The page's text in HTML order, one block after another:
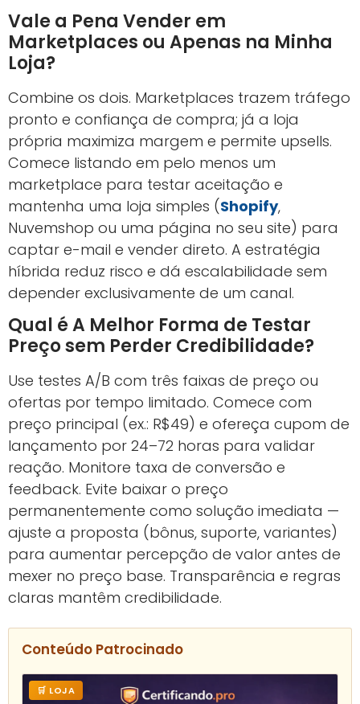
Vale a Pena Vender em
Marketplaces ou Apenas na Minha
Loja?
Combine os dois. Marketplaces trazem tráfego
pronto e confiança de compra; já a loja
própria maximiza margem e permite upsells.
Comece listando em pelo menos um
marketplace para testar aceitação e
mantenha uma loja simples (Shopify,
Nuvemshop ou uma página no seu site) para
captar e-mail e vender direto. A estratégia
híbrida reduz risco e dá escalabilidade sem
depender exclusivamente de um canal.
Qual é A Melhor Forma de Testar
Preço sem Perder Credibilidade?
Use testes A/B com três faixas de preço ou
ofertas por tempo limitado. Comece com
preço principal (ex.: R$49) e ofereça cupom de
lançamento por 24–72 horas para validar
reação. Monitore taxa de conversão e
feedback. Evite baixar o preço
permanentemente como solução imediata —
ajuste a proposta (bônus, suporte, variantes)
para aumentar percepção de valor antes de
mexer no preço base. Transparência e regras
claras mantêm credibilidade.
Conteúdo Patrocinado
🛒 LOJA